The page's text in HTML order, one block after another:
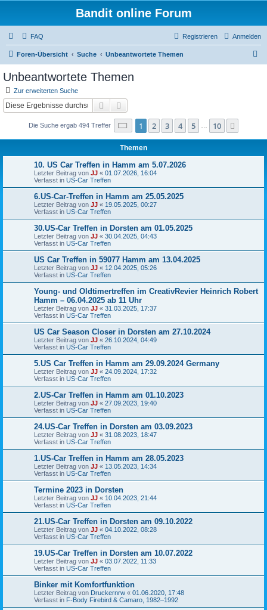
Bandit online Forum
FAQ Anmelden
Registrieren
Foren-Übersicht Suche Unbeantwortete Themen
Unbeantwortete Themen
Zur erweiterten Suche
Suche
Die Suche ergab 494 Treffer Seite 1von 10
1 2 3 4 5 10
Themen
10. US Car Treffen in Hamm am 5.07.2026
Letzter Beitrag von JJ « 01.07.2026, 16:04
Verfasst in US-Car Treffen
6.US-Car-Treffen in Hamm am 25.05.2025
Letzter Beitrag von JJ « 19.05.2025, 00:27
Verfasst in US-Car Treffen
30.US-Car Treffen in Dorsten am 01.05.2025
Letzter Beitrag von JJ « 30.04.2025, 04:43
Verfasst in US-Car Treffen
US Car Treffen in 59077 Hamm am 13.04.2025
Letzter Beitrag von JJ « 12.04.2025, 05:26
Verfasst in US-Car Treffen
Young- und Oldtimertreffen im CreativRevier Heinrich Robert
Hamm – 06.04.2025 ab 11 Uhr
Letzter Beitrag von JJ « 31.03.2025, 17:37
Verfasst in US-Car Treffen
US Car Season Closer in Dorsten am 27.10.2024
Letzter Beitrag von JJ « 26.10.2024, 04:49
Verfasst in US-Car Treffen
5.US Car Treffen in Hamm am 29.09.2024 Germany
Letzter Beitrag von JJ « 24.09.2024, 17:32
Verfasst in US-Car Treffen
2.US-Car Treffen in Hamm am 01.10.2023
Letzter Beitrag von JJ « 27.09.2023, 19:40
Verfasst in US-Car Treffen
24.US-Car Treffen in Dorsten am 03.09.2023
Letzter Beitrag von JJ « 31.08.2023, 18:47
Verfasst in US-Car Treffen
1.US-Car Treffen in Hamm am 28.05.2023
Letzter Beitrag von JJ « 13.05.2023, 14:34
Verfasst in US-Car Treffen
Termine 2023 in Dorsten
Letzter Beitrag von JJ « 10.04.2023, 21:44
Verfasst in US-Car Treffen
21.US-Car Treffen in Dorsten am 09.10.2022
Letzter Beitrag von JJ « 04.10.2022, 08:28
Verfasst in US-Car Treffen
19.US-Car Treffen in Dorsten am 10.07.2022
Letzter Beitrag von JJ « 03.07.2022, 11:33
Verfasst in US-Car Treffen
Binker mit Komfortfunktion
Letzter Beitrag von Druckernrw « 01.06.2020, 17:48
Verfasst in F-Body Firebird & Camaro, 1982–1992